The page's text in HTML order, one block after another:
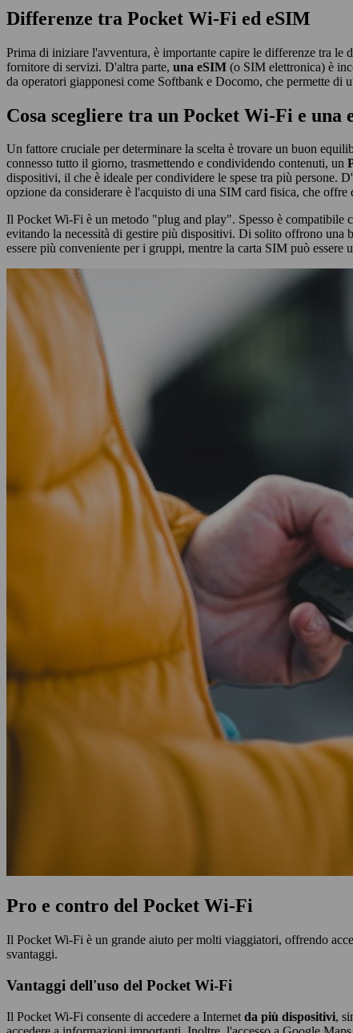
Differenze tra Pocket Wi-Fi ed eSIM
Prima di iniziare l'avventura, è importante capire le differenze tra le
fornitore di servizi. D'altra parte, una eSIM (o SIM elettronica) è
da operatori giapponesi come Softbank e Docomo, che permette di
Cosa scegliere tra un Pocket Wi-Fi e una
Un fattore cruciale per determinare la scelta è trovare un buon
connesso tutto il giorno, trasmettendo e condividendo contenuti, un
dispositivi, il che è ideale per condividere le spese tra più persone.
opzione da considerare è l'acquisto di una SIM card fisica, che
Il Pocket Wi-Fi è un metodo "plug and play". Spesso è compatibile
evitando la necessità di gestire più dispositivi. Di solito offrono una
essere più conveniente per i gruppi, mentre la carta SIM può
Pro e contro del Pocket Wi-Fi
Il Pocket Wi-Fi è un grande aiuto per molti viaggiatori, offrendo
svantaggi.
Vantaggi dell'uso del Pocket Wi-Fi
Il Pocket Wi-Fi consente di accedere a Internet da più dispositivi,